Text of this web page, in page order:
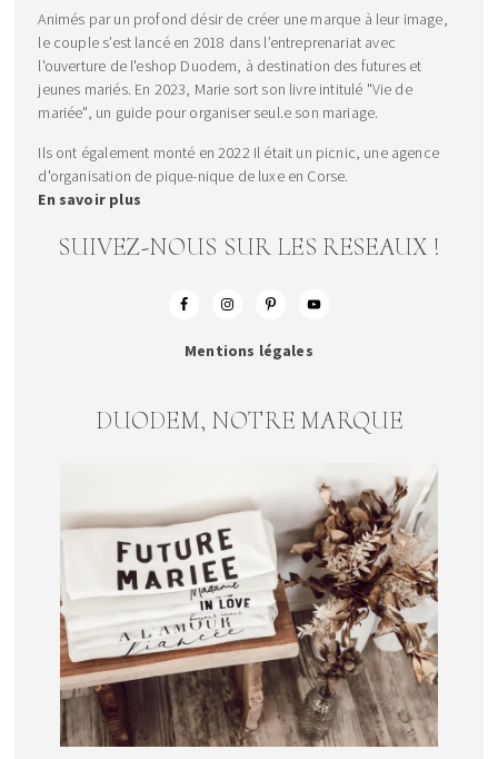
Animés par un profond désir de créer une marque à leur image,
le couple s’est lancé en 2018 dans l’entreprenariat avec
l'ouverture de l'eshop Duodem, à destination des futures et
jeunes mariés. En 2023, Marie sort son livre intitulé "Vie de
mariée", un guide pour organiser seul.e son mariage.
Ils ont également monté en 2022 Il était un picnic, une agence
d'organisation de pique-nique de luxe en Corse.
En savoir plus
SUIVEZ-NOUS SUR LES RESEAUX !
Mentions légales
DUODEM, NOTRE MARQUE